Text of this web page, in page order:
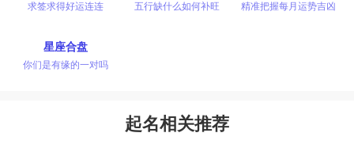
求签求得好运连连 五行缺什么如何补旺 精准把握每月运势吉凶
星座合盘
你们是有缘的一对吗
起名相关推荐